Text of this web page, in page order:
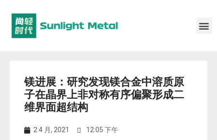
镁进展：研究发现镁合金中溶质原
子在晶界上非对称有序偏聚形成二
维界面超结构
2 4 月, 2021 12:05 下午